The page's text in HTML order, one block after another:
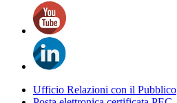
Ufficio Relazioni con il Pubblico